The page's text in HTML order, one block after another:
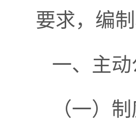
要求，编
一、主动
（一）